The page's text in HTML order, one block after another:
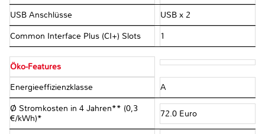
USB Anschlüsse USB x 2
Common Interface Plus (CI+) Slots 1
Öko-Features
Energieeffizienzklasse A
Ø Stromkosten in 4 Jahren** (0,3
€/kWh)*
72.0 Euro